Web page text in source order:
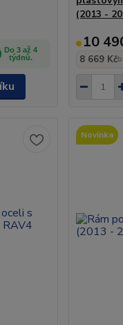
Do 3 až 4
týdnů.
(2013 -
10
8 669 Kč
Novinka